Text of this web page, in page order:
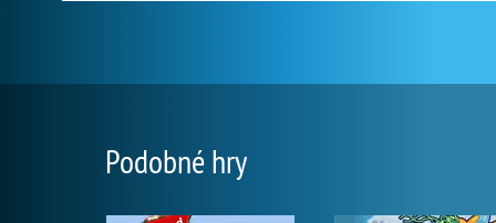
Podobné hry